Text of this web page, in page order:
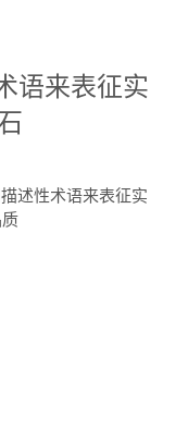
语来表征实
述性术语来表征实